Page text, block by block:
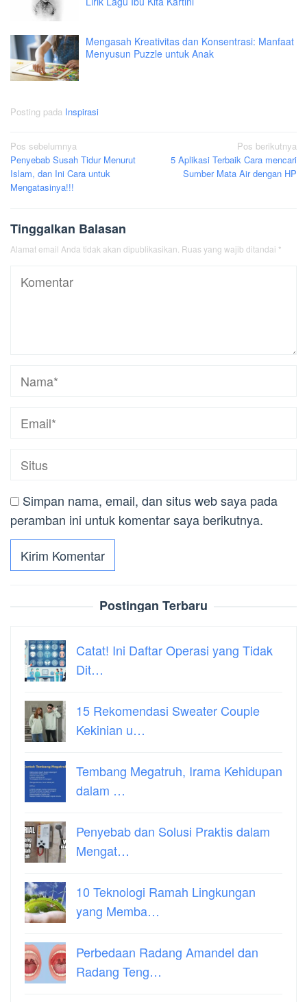
Mengasah Kreativitas dan Konsentrasi: Manfaat
Menyusun Puzzle untuk Anak
Posting pada Inspirasi
Navigasi
pos
Pos sebelumnya
Penyebab Susah Tidur Menurut
Islam, dan Ini Cara untuk
Mengatasinya!!!
Pos berikutnya
5 Aplikasi Terbaik Cara mencari
Sumber Mata Air dengan HP
Tinggalkan Balasan
Alamat email Anda tidak akan dipublikasikan. Ruas yang wajib ditandai *
Simpan nama, email, dan situs web saya pada
peramban ini untuk komentar saya berikutnya.
Postingan Terbaru
Catat! Ini Daftar Operasi yang Tidak
Dit…
15 Rekomendasi Sweater Couple
Kekinian u…
Tembang Megatruh, Irama Kehidupan
dalam …
Penyebab dan Solusi Praktis dalam
Mengat…
10 Teknologi Ramah Lingkungan
yang Memba…
Perbedaan Radang Amandel dan
Radang Teng…